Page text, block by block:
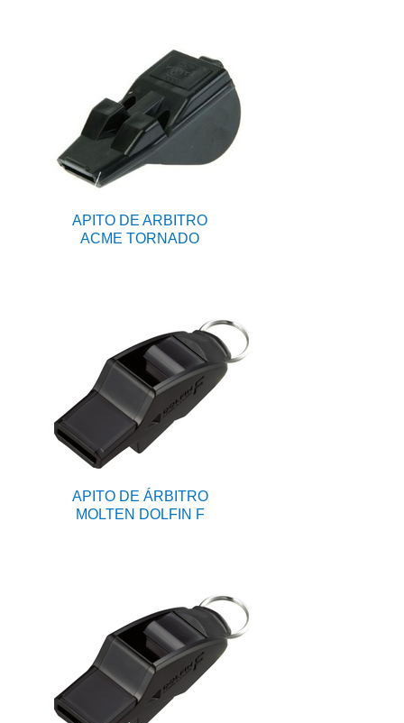
APITO DE ARBITRO
ACME TORNADO
APITO DE ÁRBITRO
MOLTEN DOLFIN F